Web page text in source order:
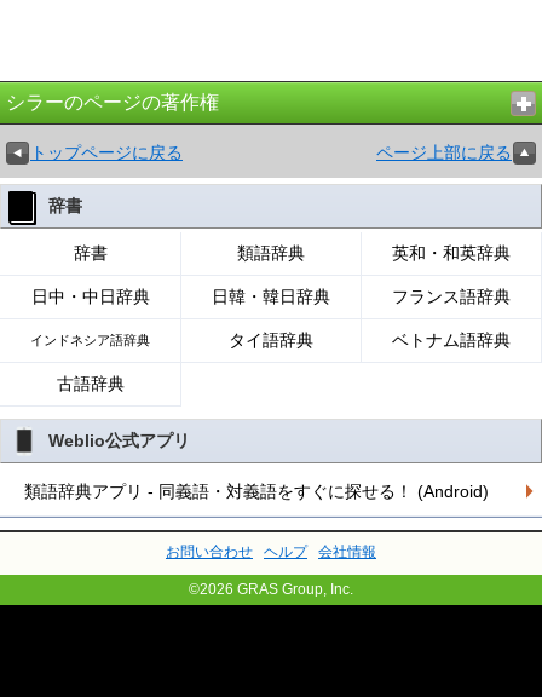
シラーのページの著作権
トップページに戻る ページ上部に戻る
辞書
辞書 類語辞典 英和・和英辞典
日中・中日辞典 日韓・韓日辞典 フランス語辞典
インドネシア語辞典 タイ語辞典 ベトナム語辞典
古語辞典
Weblio公式アプリ
類語辞典アプリ - 同義語・対義語をすぐに探せる！ (Android)
お問い合わせ ヘルプ 会社情報
©2026 GRAS Group, Inc.